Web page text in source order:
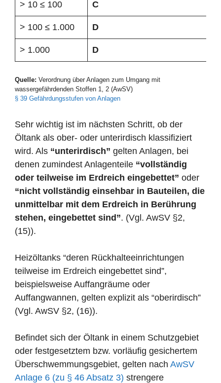
> 10 ≤ 100 C
> 100 ≤ 1.000 D
> 1.000 D
Quelle: Verordnung über Anlagen zum Umgang mit
wassergefährdenden Stoffen 1, 2 (AwSV)
§ 39 Gefährdungsstufen von Anlagen
Sehr wichtig ist im nächsten Schritt, ob der
Öltank als ober- oder unterirdisch klassifiziert
wird. Als “unterirdisch” gelten Anlagen, bei
denen zumindest Anlagenteile “vollständig
oder teilweise im Erdreich eingebettet” oder
“nicht vollständig einsehbar in Bauteilen, die
unmittelbar mit dem Erdreich in Berührung
stehen, eingebettet sind”. (Vgl. AwSV §2,
(15)).
Heizöltanks “deren Rückhalteeinrichtungen
teilweise im Erdreich eingebettet sind”,
beispielsweise Auffangräume oder
Auffangwannen, gelten explizit als “oberirdisch”
(Vgl. AwSV §2, (16)).
Befindet sich der Öltank in einem Schutzgebiet
oder festgesetztem bzw. vorläufig gesichertem
Überschwemmungsgebiet, gelten nach AwSV
Anlage 6 (zu § 46 Absatz 3) strengere